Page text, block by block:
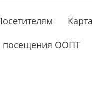
посещения ООПТ